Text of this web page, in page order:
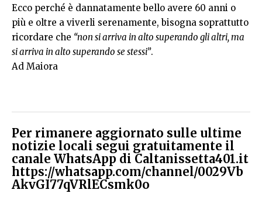
Ecco perché è dannatamente bello avere 60 anni o
più e oltre a viverli serenamente, bisogna soprattutto
ricordare che “non si arriva in alto superando gli altri, ma
si arriva in alto superando se stessi”.
Ad Maiora
Per rimanere aggiornato sulle ultime
notizie locali segui gratuitamente il
canale WhatsApp di Caltanissetta401.it
https://whatsapp.com/channel/0029Vb
AkvGI77qVRlECsmk0o